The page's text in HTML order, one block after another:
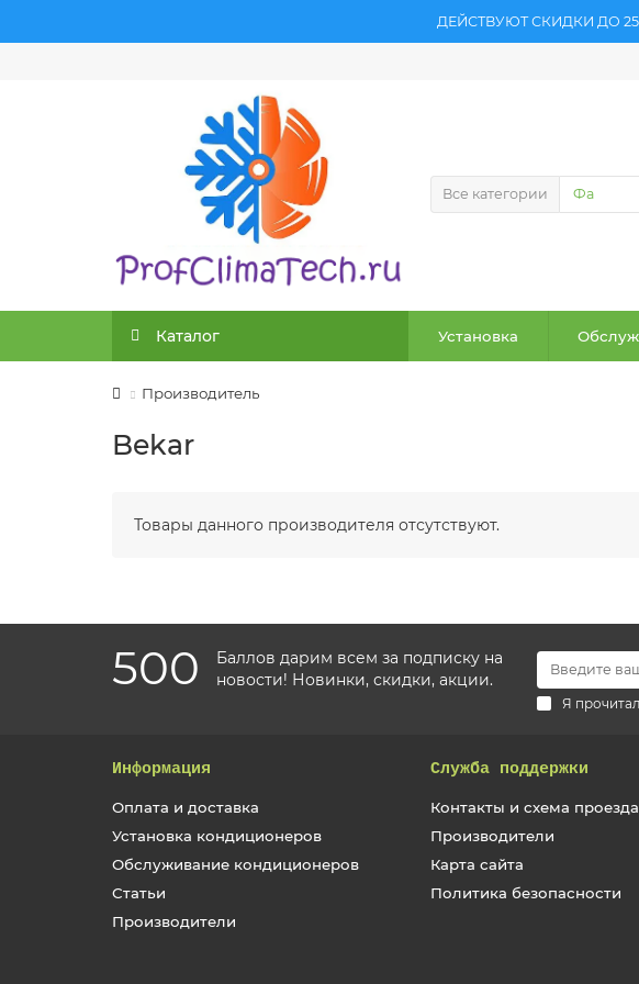
ДЕЙСТВУЮТ СКИДКИ ДО
Все категории
Каталог Установка
Производитель
Bekar
Товары данного производителя отсутствуют.
500
Баллов дарим всем за подписку на
новости! Новинки, скидки, акции.
Я
Информация
Оплата и доставка
Установка кондиционеров
Обслуживание кондиционеров
Статьи
Производители
Служба поддержки
Контакты и схема проезда
Производители
Карта сайта
Политика безопасности